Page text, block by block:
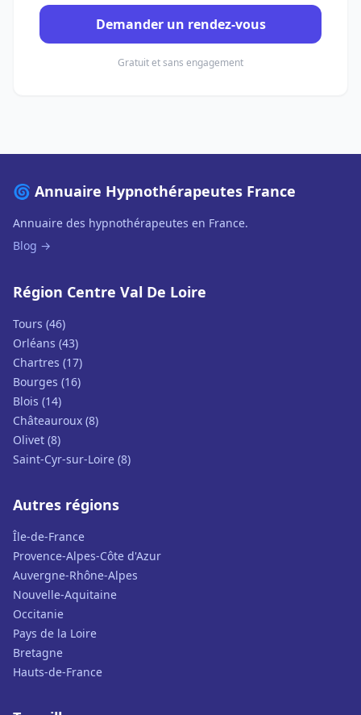
Demander un rendez-vous
Gratuit et sans engagement
🌀 Annuaire Hypnothérapeutes France
Annuaire des hypnothérapeutes en France.
Blog →
Région Centre Val De Loire
Tours (46)
Orléans (43)
Chartres (17)
Bourges (16)
Blois (14)
Châteauroux (8)
Olivet (8)
Saint-Cyr-sur-Loire (8)
Autres régions
Île-de-France
Provence-Alpes-Côte d'Azur
Auvergne-Rhône-Alpes
Nouvelle-Aquitaine
Occitanie
Pays de la Loire
Bretagne
Hauts-de-France